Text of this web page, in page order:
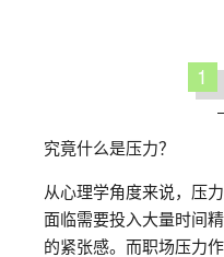
1
究竟什么是压力？
从心理学角度来说，压
面临需要投入大量时间
的紧张感。而职场压力